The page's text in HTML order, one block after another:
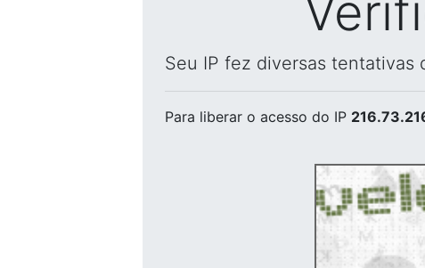
Seu IP fez diversas tentativas
Para liberar o acesso do IP